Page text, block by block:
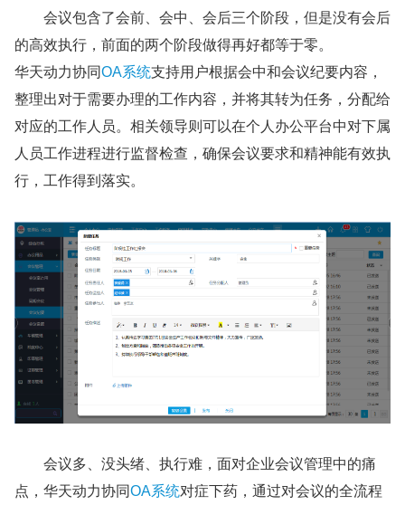
会议包含了会前、会中、会后三个阶段，但是没有会后
的高效执行，前面的两个阶段做得再好都等于零。
华天动力协同OA系统支持用户根据会中和会议纪要内容，
整理出对于需要办理的工作内容，并将其转为任务，分配给
对应的工作人员。相关领导则可以在个人办公平台中对下属
人员工作进程进行监督检查，确保会议要求和精神能有效执
行，工作得到落实。
会议多、没头绪、执行难，面对企业会议管理中的痛
点，华天动力协同OA系统对症下药，通过对会议的全流程